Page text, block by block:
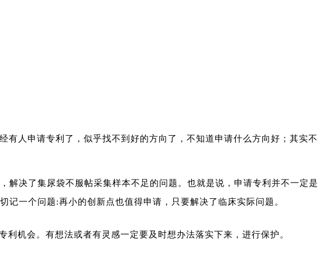
人申请专利了，似乎找不到好的方向了，不知道申请什么方向好；其实不
解决了集尿袋不服帖采集样本不足的问题。 也就是说，申请专利并不一定是
切记一个问题:再小的创新点也值得申请，只要解决了临床实际问题。
机会。有想法或者有灵感一定要及时想办法落实下来，进行保护。